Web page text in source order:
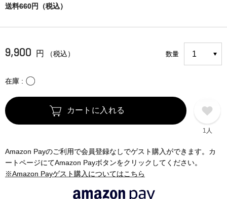
送料660円（税込）
9,900 円 （税込） 数量
在庫 〇
カートに入れる
1人
Amazon Payのご利用で会員登録なしでゲスト購入ができます。カ
ートページにてAmazon Payボタンをクリックしてください。
※Amazon Payゲスト購入についてはこちら